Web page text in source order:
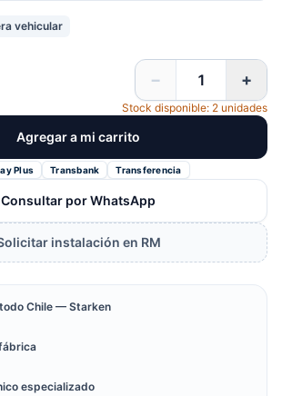
vehicular
− +
Stock disponible: 2 unidades
Agregar a mi carrito
Plus Transbank Transferencia
Consultar por WhatsApp
instalación en RM
Chile — Starken
especializado